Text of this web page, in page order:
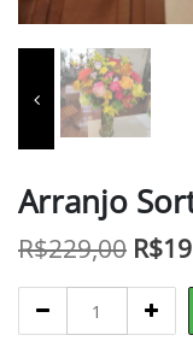
Arranjo
R$229,00 O
R$
Sortido,